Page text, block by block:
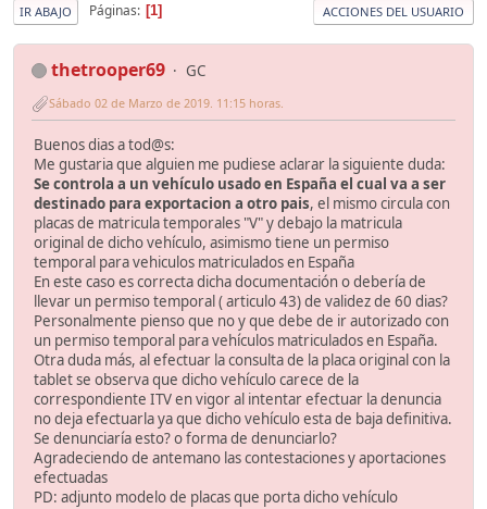
IR ABAJO Páginas 1 ACCIONES DEL USUARIO
thetrooper69 GC
Sábado 02 de Marzo de 2019. 11:15 horas.
Buenos dias a tod@s:
Me gustaria que alguien me pudiese aclarar la siguiente duda:
Se controla a un vehículo usado en España el cual va a ser
destinado para exportacion a otro pais, el mismo circula con
placas de matricula temporales "V" y debajo la matricula
original de dicho vehículo, asimismo tiene un permiso
temporal para vehiculos matriculados en España
En este caso es correcta dicha documentación o debería de
llevar un permiso temporal ( articulo 43) de validez de 60 dias?
Personalmente pienso que no y que debe de ir autorizado con
un permiso temporal para vehículos matriculados en España.
Otra duda más, al efectuar la consulta de la placa original con la
tablet se observa que dicho vehículo carece de la
correspondiente ITV en vigor al intentar efectuar la denuncia
no deja efectuarla ya que dicho vehículo esta de baja definitiva.
Se denunciaría esto? o forma de denunciarlo?
Agradeciendo de antemano las contestaciones y aportaciones
efectuadas
PD: adjunto modelo de placas que porta dicho vehículo